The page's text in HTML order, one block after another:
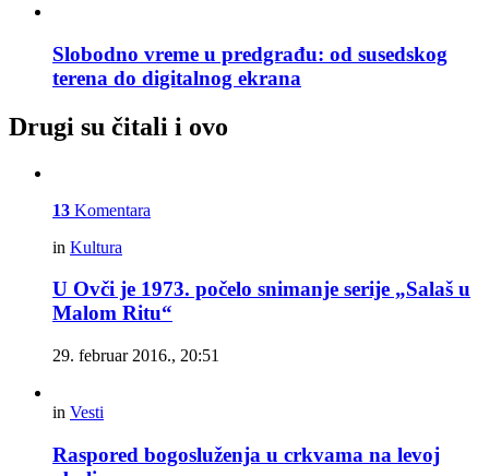
Slobodno vreme u predgrađu: od susedskog
terena do digitalnog ekrana
Drugi su čitali i ovo
13 Komentara
in Kultura
U Ovči je 1973. počelo snimanje serije „Salaš u
Malom Ritu“
29. februar 2016., 20:51
in Vesti
Raspored bogosluženja u crkvama na levoj